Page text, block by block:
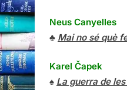
Neus Canyelles
♣ Mai no sé què
Karel Čapek
♠ La guerra de